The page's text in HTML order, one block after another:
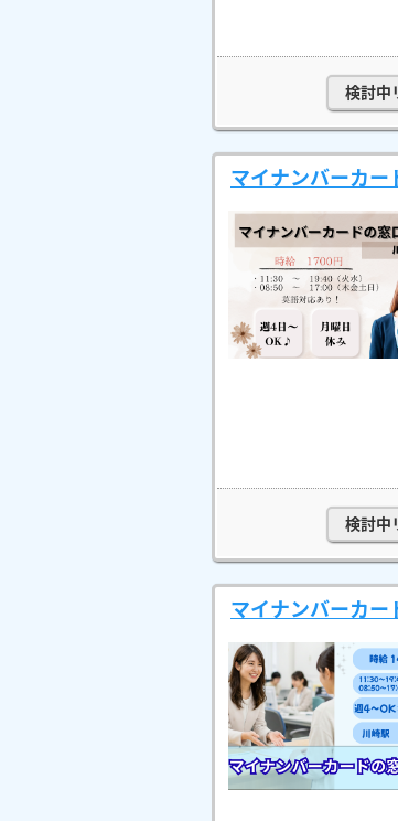
検討中
マイナンバーカー
検討中
マイナンバーカー